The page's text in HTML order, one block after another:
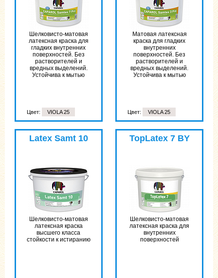
Шелковисто-матовая
латексная краска для
гладких внутренних
поверхностей. Без
растворителей и
вредных выделений.
Устойчива к мытью
Цвет: VIOLA 25
Матовая латексная
краска для гладких
внутренних
поверхностей. Без
растворителей и
вредных выделений.
Устойчива к мытью
Цвет: VIOLA 25
Latex Samt 10
Шелковисто-матовая
латексная краска
высшего класса
стойкости к истиранию
TopLatex 7 BY
Шелковисто-матовая
латексная краска для
внутренних
поверхностей